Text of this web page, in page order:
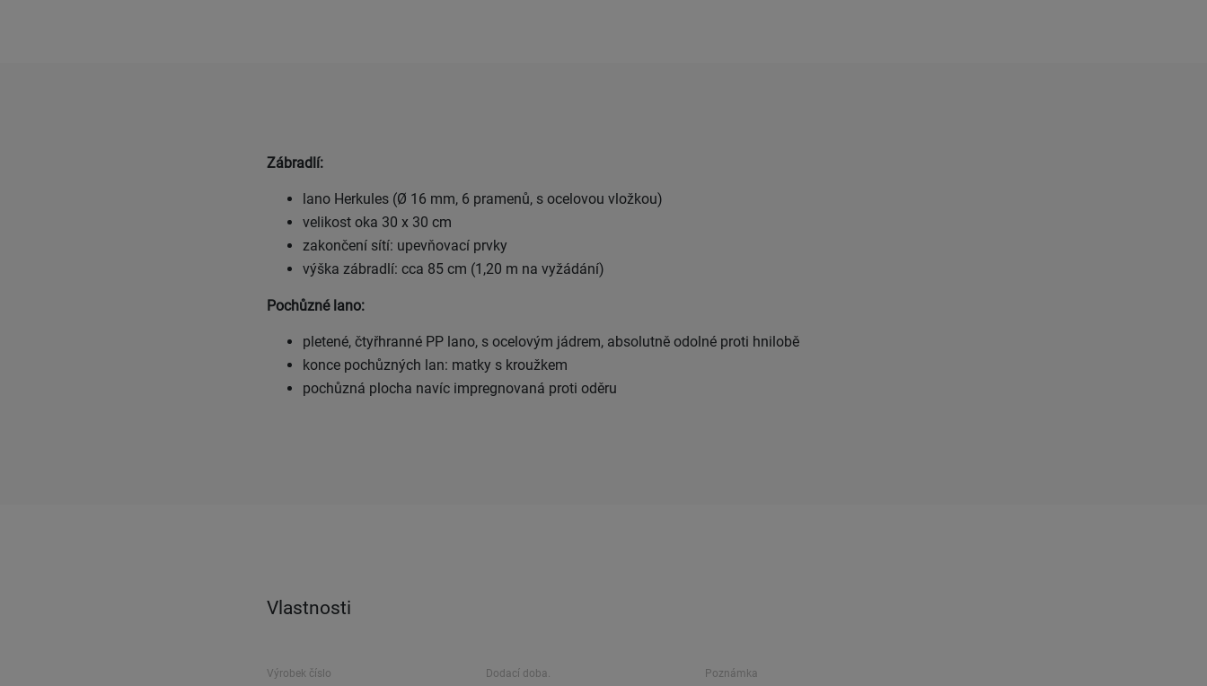
Zábradlí:
lano Herkules (Ø 16 mm, 6 pramenů, s ocelovou vložkou)
velikost oka 30 x 30 cm
zakončení sítí: upevňovací prvky
výška zábradlí: cca 85 cm (1,20 m na vyžádání)
Pochůzné lano:
pletené, čtyřhranné PP lano, s ocelovým jádrem, absolutně odolné proti hnilobě
konce pochůzných lan: matky s kroužkem
pochůzná plocha navíc impregnovaná proti oděru
Vlastnosti
Výrobek číslo Dodací doba. Poznámka